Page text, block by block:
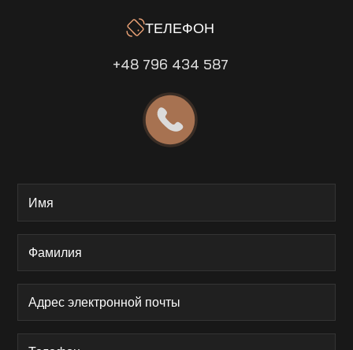
ТЕЛЕФОН
+48 796 434 587